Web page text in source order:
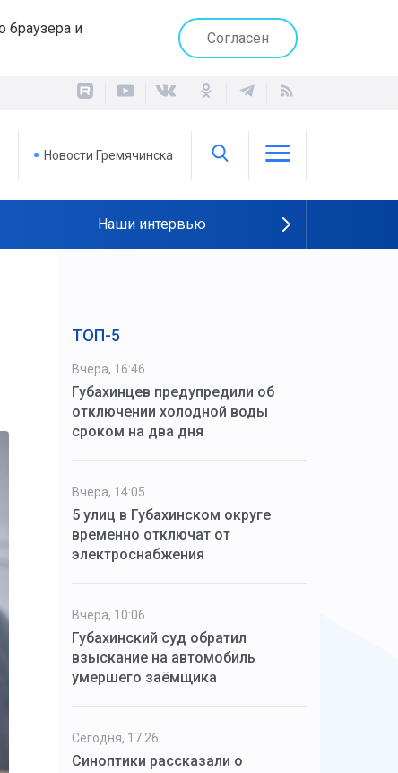
браузера и
Согласен
Новости Гремячинска
Наши интервью
ТОП-5
Вчера, 16:46
Губахинцев предупредили об
отключении холодной воды
сроком на два дня
Вчера, 14:05
5 улиц в Губахинском округе
временно отключат от
электроснабжения
Вчера, 10:06
Губахинский суд обратил
взыскание на автомобиль
умершего заёмщика
Сегодня, 17:26
Синоптики рассказали о